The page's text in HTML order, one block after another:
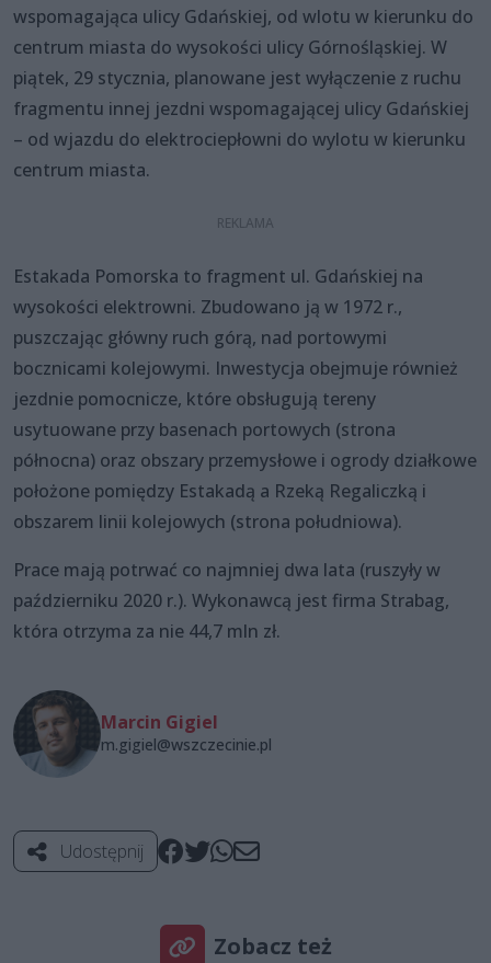
wspomagająca ulicy Gdańskiej, od wlotu w kierunku do
centrum miasta do wysokości ulicy Górnośląskiej. W
piątek, 29 stycznia, planowane jest wyłączenie z ruchu
fragmentu innej jezdni wspomagającej ulicy Gdańskiej
– od wjazdu do elektrociepłowni do wylotu w kierunku
centrum miasta.
Estakada Pomorska to fragment ul. Gdańskiej na
wysokości elektrowni. Zbudowano ją w 1972 r.,
puszczając główny ruch górą, nad portowymi
bocznicami kolejowymi. Inwestycja obejmuje również
jezdnie pomocnicze, które obsługują tereny
usytuowane przy basenach portowych (strona
północna) oraz obszary przemysłowe i ogrody działkowe
położone pomiędzy Estakadą a Rzeką Regaliczką i
obszarem linii kolejowych (strona południowa).
Prace mają potrwać co najmniej dwa lata (ruszyły w
październiku 2020 r.). Wykonawcą jest firma Strabag,
która otrzyma za nie 44,7 mln zł.
Marcin Gigiel
m.gigiel@wszczecinie.pl
Udostępnij
Zobacz też